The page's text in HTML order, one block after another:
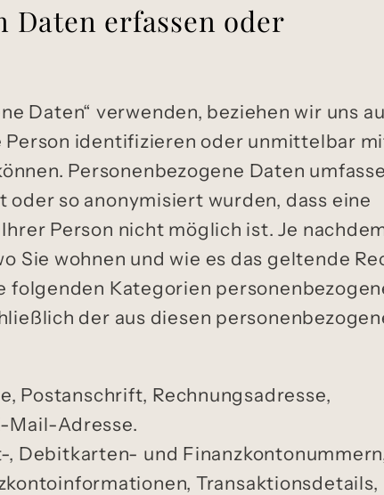
Daten erfassen oder
Daten“ verwenden, beziehen wir uns
Person identifizieren oder unmittelbar
Personenbezogene Daten
so anonymisiert wurden, dass eine
Person nicht möglich ist. Je
Sie wohnen und wie es das geltende
Kategorien
der aus diesen
Postanschrift, Rechnungsadresse,
Mail-Adresse.
Debitkarten- und
Transaktionsdetails,